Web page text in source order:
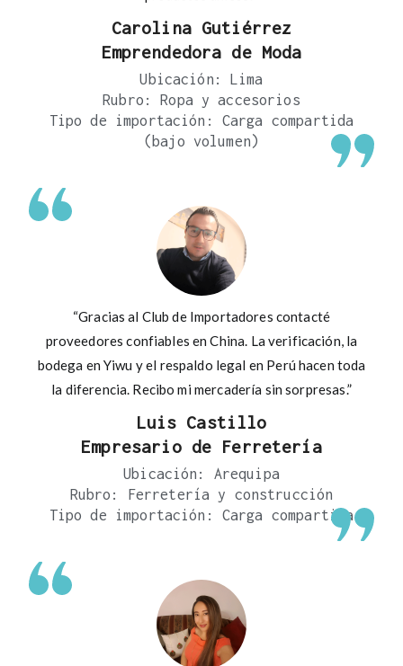
Carolina Gutiérrez
Emprendedora de Moda
Ubicación: Lima
Rubro: Ropa y accesorios
Tipo de importación: Carga compartida
(bajo volumen)
“Gracias al Club de Importadores contacté
proveedores confiables en China. La verificación, la
bodega en Yiwu y el respaldo legal en Perú hacen toda
la diferencia. Recibo mi mercadería sin sorpresas.”
Luis Castillo
Empresario de Ferretería
Ubicación: Arequipa
Rubro: Ferretería y construcción
Tipo de importación: Carga compartida